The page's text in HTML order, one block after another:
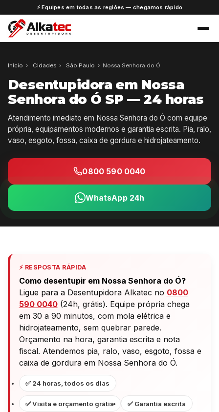
⚡ Equipes em todas as regiões — chegamos rápido
Início › Cidades › São Paulo › Nossa Senhora do Ó
Desentupidora em Nossa
Senhora do Ó SP — 24 horas
Atendimento imediato em Nossa Senhora do Ó com equipe
própria, equipamentos modernos e garantia escrita. Pia, ralo,
vaso, esgoto, fossa, caixa de gordura e hidrojateamento.
0800 590 0040
WhatsApp 24h
⚡ RESPOSTA RÁPIDA
Como desentupir em Nossa Senhora do Ó?
Ligue para a Desentupidora Alkatec no 0800
590 0040(24h, grátis). Equipe própria chega
em 30 a 90 minutos, com mola elétrica e
hidrojateamento, sem quebrar parede.
Orçamento na hora, garantia escrita e nota
fiscal. Atendemos pia, ralo, vaso, esgoto, fossa e
caixa de gordura em Nossa Senhora do Ó.
✅ 24 horas, todos os dias
✅ Visita e orçamento grátis ✅ Garantia escrita